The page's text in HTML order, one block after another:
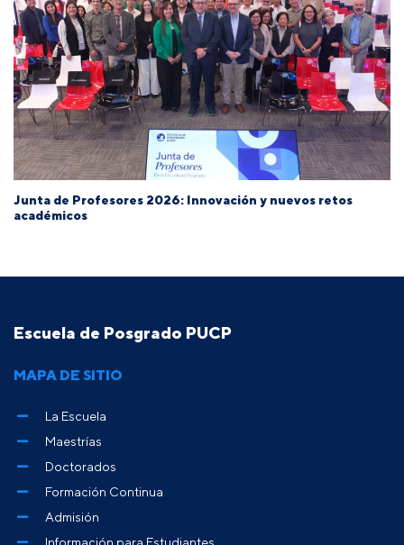
Junta de Profesores 2026: Innovación y nuevos retos
académicos
Escuela de Posgrado PUCP
MAPA DE SITIO
La Escuela
Maestrías
Doctorados
Formación Continua
Admisión